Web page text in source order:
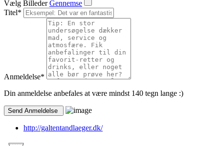
Vælg Billeder Gennemse
Titel*
Anmeldelse*
Din anmeldelse anbefales at være mindst 140 tegn lange :)
http://galtentandlaeger.dk/